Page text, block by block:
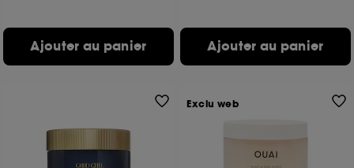
Ajouter au panier Ajouter au panier
Exclu web